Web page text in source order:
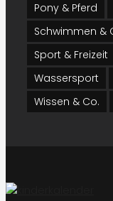
Pony & Pferd
Schwimmen &
Sport & Freizeit
Wassersport
Wissen & Co.